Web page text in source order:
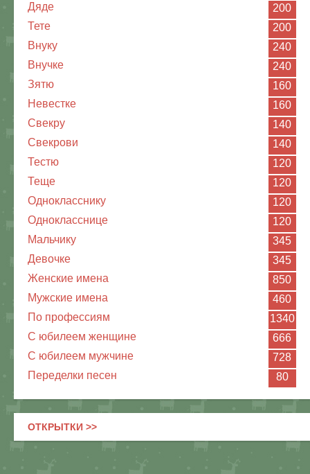
Дяде
200
Тете
200
Внуку
240
Внучке
240
Зятю
160
Невестке
160
Свекру
140
Свекрови
140
Тестю
120
Теще
120
Однокласснику
120
Однокласснице
120
Мальчику
345
Девочке
345
Женские имена
850
Мужские имена
460
По профессиям
1340
С юбилеем женщине
666
С юбилеем мужчине
728
Переделки песен
80
ОТКРЫТКИ >>